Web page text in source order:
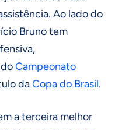
Ao lado do
Bruno tem
Campeonato
daCopa do Brasil.
a terceira melhor